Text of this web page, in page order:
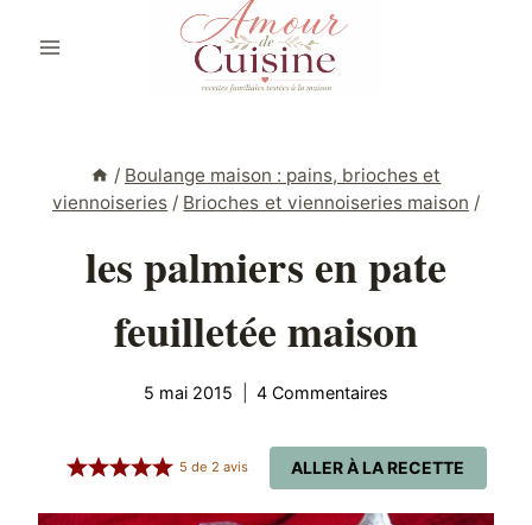
/ Boulange maison : pains, brioches et
viennoiseries / Brioches et viennoiseries maison /
les palmiers en pate
feuilletée maison
5 mai 2015 4 Commentaires
ALLER À LA RECETTE
5 de2 avis